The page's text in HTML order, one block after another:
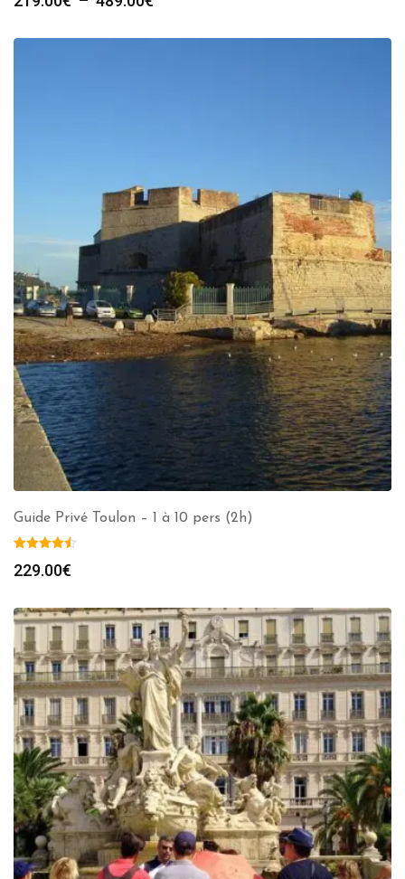
prix :
Guide Privé Toulon – 1 à 10 pers (2h)
229.00€